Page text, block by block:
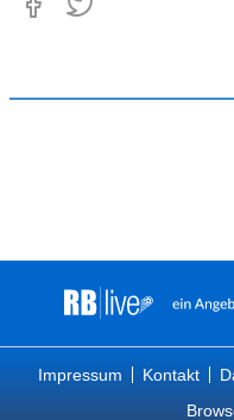
Impressum Kontakt